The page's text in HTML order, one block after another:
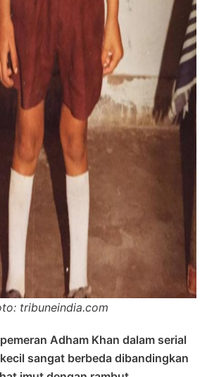
tribuneindia.com
Adham Khan dalam serial
sangat berbeda dibandingkan